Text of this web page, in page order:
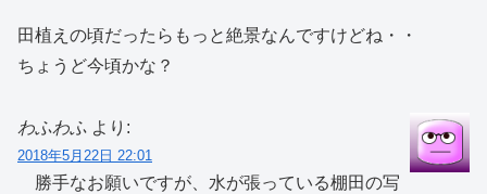
田植えの頃だったらもっと絶景なんですけどね・・
ちょうど今頃かな？
わふわふ より:
2018年5月22日 22:01
勝手なお願いですが、水が張っている棚田の写